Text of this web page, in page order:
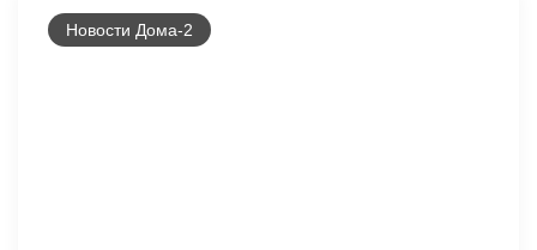
Новости Дома-2